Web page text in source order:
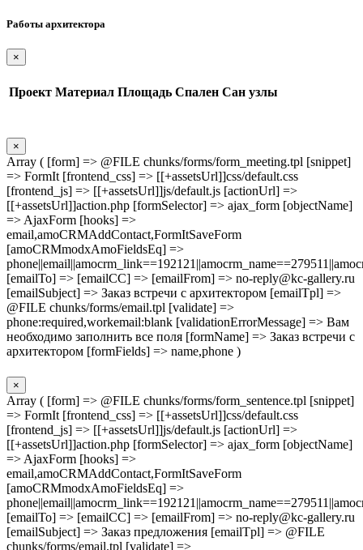
Работы архитектора
×
Проект Материал Площадь Спален Сан узлы
×
Array ( [form] => @FILE chunks/forms/form_meeting.tpl [snippet]
=> FormIt [frontend_css] => [[+assetsUrl]]css/default.css
[frontend_js] => [[+assetsUrl]]js/default.js [actionUrl] =>
[[+assetsUrl]]action.php [formSelector] => ajax_form [objectName]
=> AjaxForm [hooks] =>
email,amoCRMAddContact,FormItSaveForm
[amoCRMmodxAmoFieldsEq] =>
[emailTo] => [emailCC] => [emailFrom] => no-reply@kc-gallery.ru
[emailSubject] => Заказ встречи с архитектором [emailTpl] =>
@FILE chunks/forms/email.tpl [validate] =>
phone:required,workemail:blank [validationErrorMessage] => Вам
необходимо заполнить все поля [formName] => Заказ встречи с
архитектором [formFields] => name,phone )
×
Array ( [form] => @FILE chunks/forms/form_sentence.tpl [snippet]
=> FormIt [frontend_css] => [[+assetsUrl]]css/default.css
[frontend_js] => [[+assetsUrl]]js/default.js [actionUrl] =>
[[+assetsUrl]]action.php [formSelector] => ajax_form [objectName]
=> AjaxForm [hooks] =>
email,amoCRMAddContact,FormItSaveForm
[amoCRMmodxAmoFieldsEq] =>
[emailTo] => [emailCC] => [emailFrom] => no-reply@kc-gallery.ru
[emailSubject] => Заказ предложения [emailTpl] => @FILE
chunks/forms/email.tpl [validate] =>